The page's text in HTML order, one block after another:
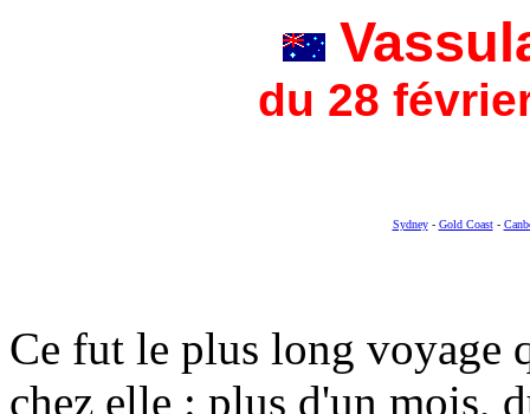
du 28
Sydney- Gold Coast-
Ce fut le plus long voyage
chez elle : plus d'un mois,